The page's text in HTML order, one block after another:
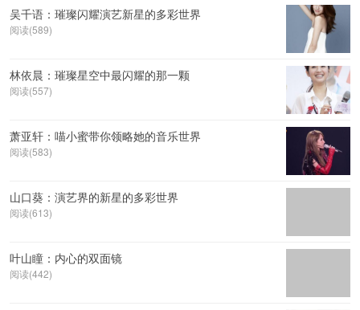
吴千语：璀璨闪耀演艺新星的多彩世界
阅读(589)
林依晨：璀璨星空中最闪耀的那一颗
阅读(557)
萧亚轩：喵小蜜带你领略她的音乐世界
阅读(583)
山口葵：演艺界的新星的多彩世界
阅读(613)
叶山瞳：内心的双面镜
阅读(442)